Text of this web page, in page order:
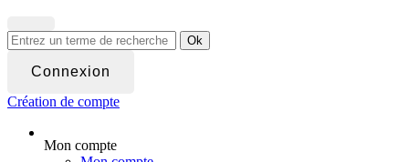
Ok
Connexion
Création de compte
Mon compte